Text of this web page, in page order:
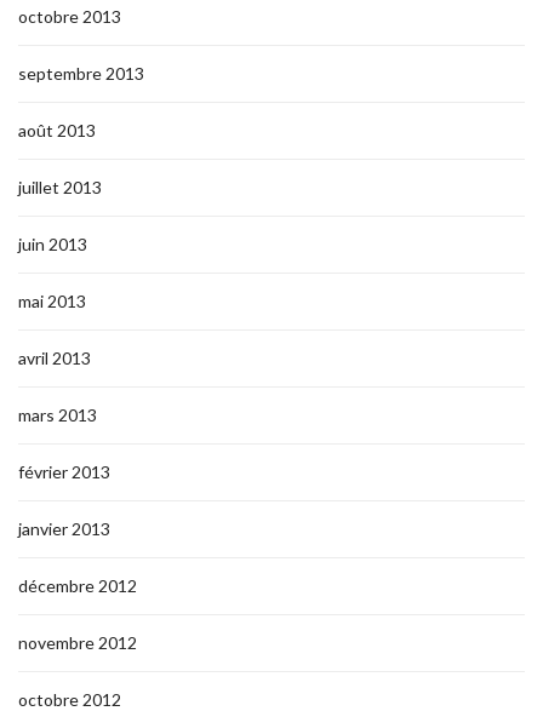
octobre 2013
septembre 2013
août 2013
juillet 2013
juin 2013
mai 2013
avril 2013
mars 2013
février 2013
janvier 2013
décembre 2012
novembre 2012
octobre 2012